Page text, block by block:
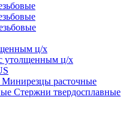
ц/х
утолщенным ц/х
Минирезцы расточные
Cтержни твердосплавные